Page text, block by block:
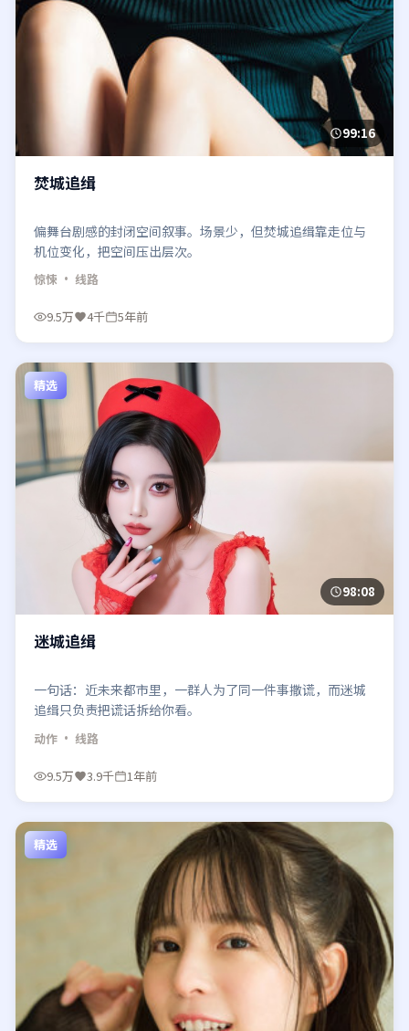
99:16
焚城追缉
偏舞台剧感的封闭空间叙事。场景少，但焚城追缉靠走位与
机位变化，把空间压出层次。
惊悚 · 线路
9.5万 4千 5年前
精选
98:08
迷城追缉
一句话：近未来都市里，一群人为了同一件事撒谎，而迷城
追缉只负责把谎话拆给你看。
动作 · 线路
9.5万 3.9千 1年前
精选